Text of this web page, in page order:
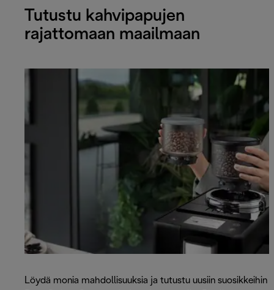
Tutustu kahvipapujen
rajattomaan maailmaan
Löydä monia mahdollisuuksia ja tutustu uusiin suosikkeihin